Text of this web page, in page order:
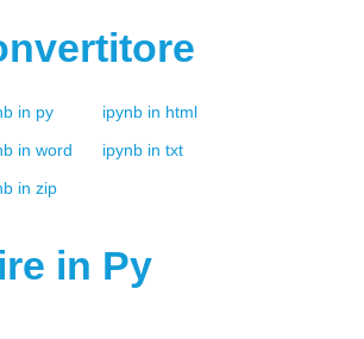
in py ipynb in html
in word ipynb in txt
in zip
in Py